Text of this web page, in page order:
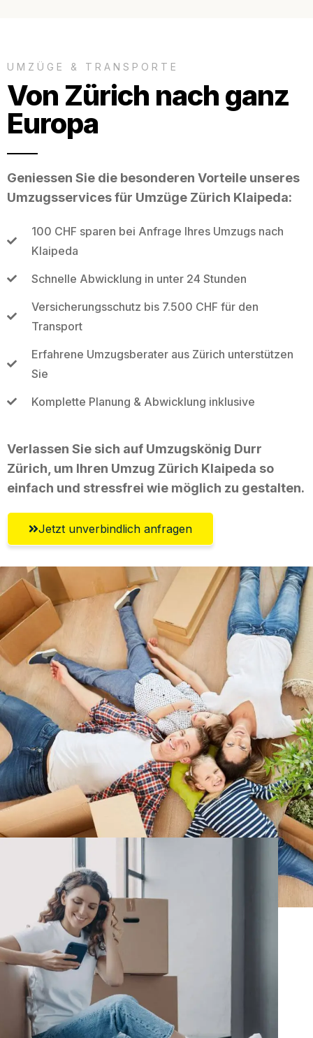
UMZÜGE & TRANSPORTE
Von Zürich nach ganz
Europa
Geniessen Sie die besonderen Vorteile unseres
Umzugsservices für Umzüge Zürich Klaipeda:
100 CHF sparen bei Anfrage Ihres Umzugs nach
Klaipeda
Schnelle Abwicklung in unter 24 Stunden
Versicherungsschutz bis 7.500 CHF für den
Transport
Erfahrene Umzugsberater aus Zürich unterstützen
Sie
Komplette Planung & Abwicklung inklusive
Verlassen Sie sich auf Umzugskönig Durr
Zürich, um Ihren Umzug Zürich Klaipeda so
einfach und stressfrei wie möglich zu gestalten.
Jetzt unverbindlich anfragen